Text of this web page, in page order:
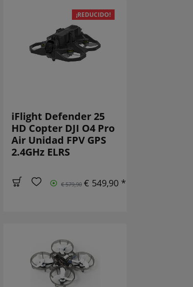
¡REDUCIDO!
iFlight Defender 25
HD Copter DJI O4 Pro
Air Unidad FPV GPS
2.4GHz ELRS
€ 579,90 € 549,90 *